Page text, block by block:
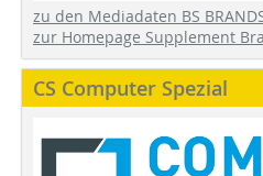
zu den Mediadaten BS
zur Homepage Supplement
CS Computer Spezial